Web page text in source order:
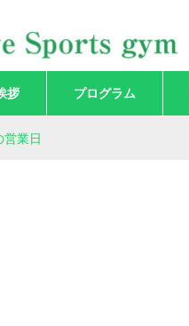
拶 プログラム
営業日